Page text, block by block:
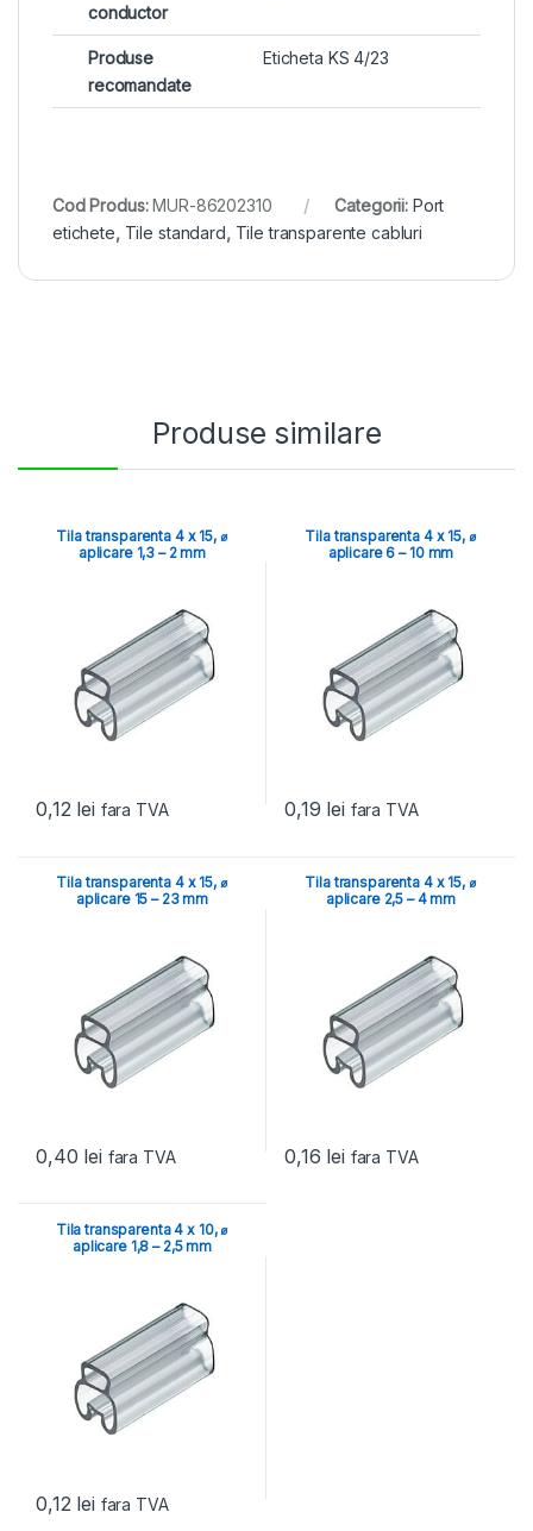
conductor
Produse
recomandate
Eticheta KS 4/23
Cod Produs:MUR-86202310 Categorii: Port
etichete, Tile standard, Tile transparente cabluri
Produse similare
Tila transparenta 4 x 15, ⌀
aplicare 1,3 – 2 mm
0,12 lei fara TVA
Tila transparenta 4 x 15, ⌀
aplicare 6 – 10 mm
0,19 lei fara TVA
Tila transparenta 4 x 15, ⌀
aplicare 15 – 23 mm
0,40 lei fara TVA
Tila transparenta 4 x 15, ⌀
aplicare 2,5 – 4 mm
0,16 lei fara TVA
Tila transparenta 4 x 10, ⌀
aplicare 1,8 – 2,5 mm
0,12 lei fara TVA